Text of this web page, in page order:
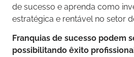
de sucesso e aprenda como
estratégica e rentável no setor
Franquias de sucesso podem
possibilitando êxito